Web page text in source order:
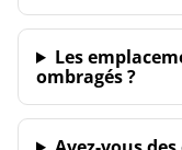
Les
ombragés ?